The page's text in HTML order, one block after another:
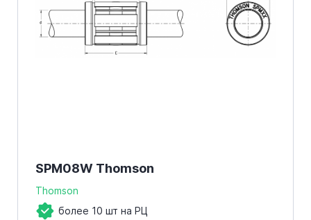
SPM08W Thomson
Thomson
более 10 шт на РЦ